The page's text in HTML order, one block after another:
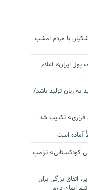
با مردم امشب
ایران» اعلام
به زیان تولید باشد/
فراری» تکذیب شد
آماده است
کودکستانی» ترامپ
اتفاق بزرگی برای